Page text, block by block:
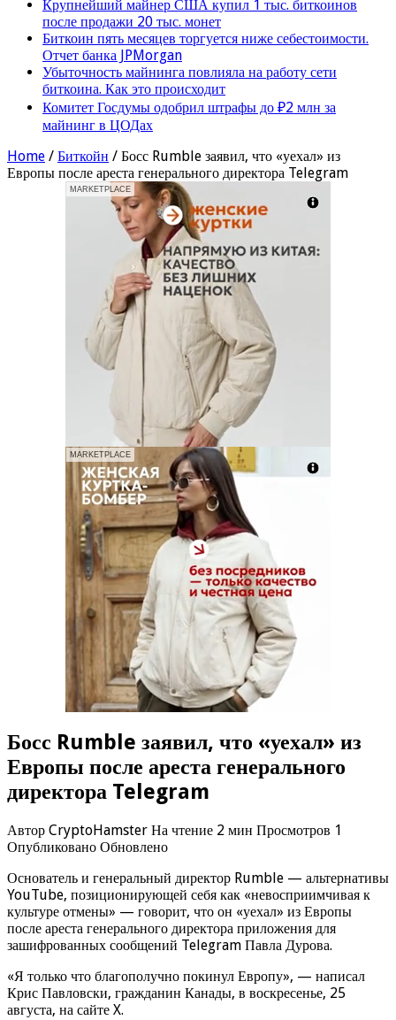
Крупнейший майнер США купил 1 тыс. биткоинов
после продажи 20 тыс. монет
Биткоин пять месяцев торгуется ниже себестоимости.
Отчет банка JPMorgan
Убыточность майнинга повлияла на работу сети
биткоина. Как это происходит
Комитет Госдумы одобрил штрафы до ₽2 млн за
майнинг в ЦОДах
Home / Биткойн / Босс Rumble заявил, что «уехал» из
Европы после ареста генерального директора Telegram
MARKETPLACE
MARKETPLACE
Босс Rumble заявил, что «уехал» из
Европы после ареста генерального
директора Telegram
Автор CryptoHamster На чтение 2 мин Просмотров 1
Опубликовано Обновлено
Основатель и генеральный директор Rumble — альтернативы
YouTube, позиционирующей себя как «невосприимчивая к
культуре отмены» — говорит, что он «уехал» из Европы
после ареста генерального директора приложения для
зашифрованных сообщений Telegram Павла Дурова.
«Я только что благополучно покинул Европу», — написал
Крис Павловски, гражданин Канады, в воскресенье, 25
августа, на сайте X.